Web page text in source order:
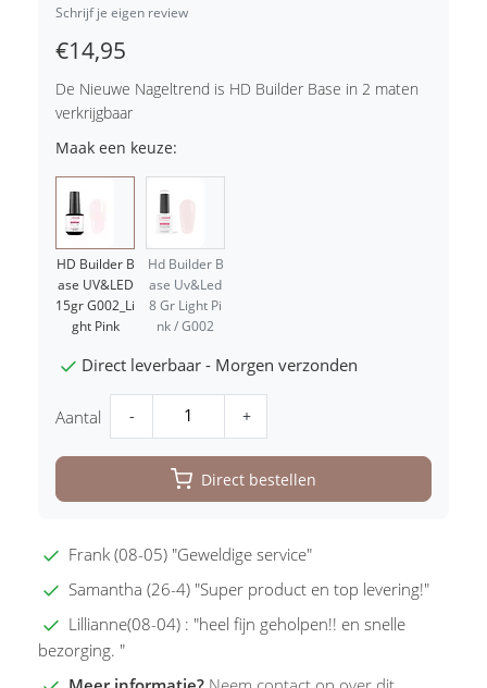
Schrijf je eigen review
€14,95
De Nieuwe Nageltrend is HD Builder Base in 2 maten
verkrijgbaar
Maak een keuze:
HD Builder B
ase UV&LED
15gr G002_Li
ght Pink
Hd Builder B
ase Uv&Led
8 Gr Light Pi
nk / G002
Direct leverbaar - Morgen verzonden
Aantal - +
Direct bestellen
Frank (08-05) "Geweldige service"
Samantha (26-4) "Super product en top levering!"
Lillianne(08-04) : "heel fijn geholpen!! en snelle
bezorging. "